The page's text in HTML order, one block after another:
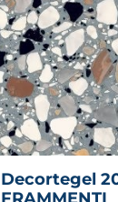
Decortegel